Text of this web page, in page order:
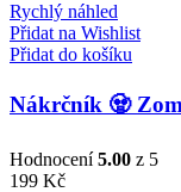
Rychlý náhled
Přidat na Wishlist
Přidat do košíku
Nákrčník 🧟
Hodnocení5.00 z 5
199 Kč